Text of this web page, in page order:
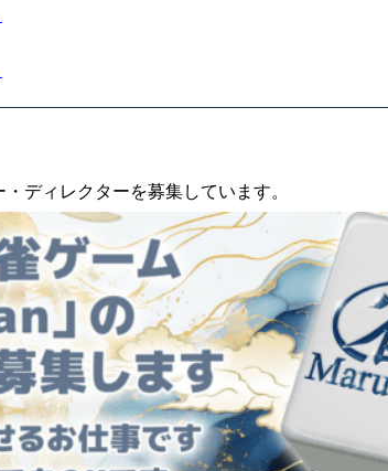
ディレクターを募集しています。